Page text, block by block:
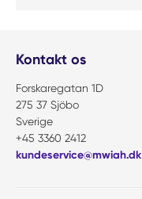
Kontakt os
Forskaregatan 1D
275 37 Sjöbo
Sverige
+45 3360 2412
kundeservice@mwiah.dk